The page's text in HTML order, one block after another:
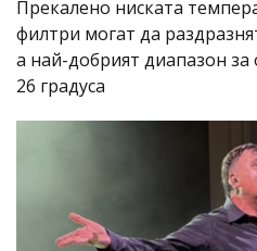
Прекалено ниската
филтри могат да
а най-добрият диапазон
26 градуса